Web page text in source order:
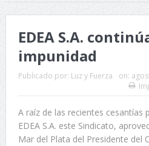
EDEA S.A.
impunidad
Publicado por: Luz y Fuerza on:
A raíz de las recientes cesantías
EDEA S.A. este Sindicato,
Mar del Plata del Presidente del